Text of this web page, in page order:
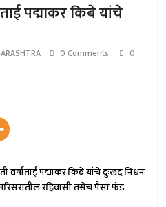
पद्माकर किबे यांचे
0 Comments
0
वर्षाताई पद्माकर किबे यांचे दुःखद निधन
रहिवासी तसेच पैसा फंड